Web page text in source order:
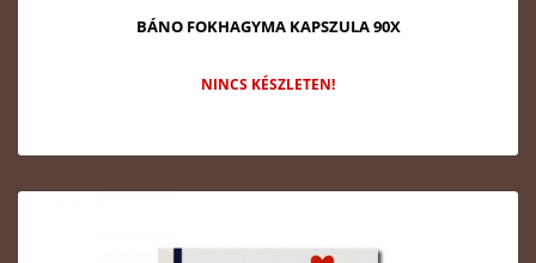
BÁNO FOKHAGYMA KAPSZULA 90X
NINCS KÉSZLETEN!